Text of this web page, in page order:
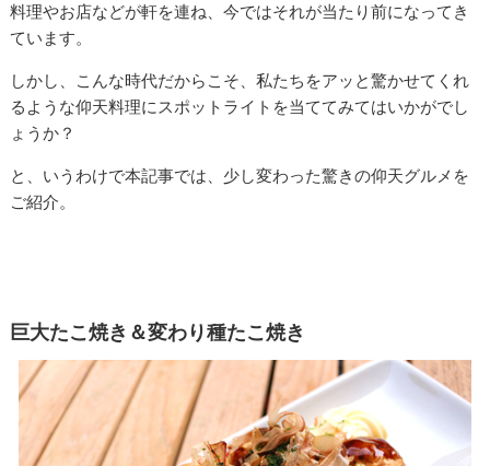
料理やお店などが軒を連ね、今ではそれが当たり前になってき
ています。
しかし、こんな時代だからこそ、私たちをアッと驚かせてくれ
るような仰天料理にスポットライトを当ててみてはいかがでし
ょうか？
と、いうわけで本記事では、少し変わった驚きの仰天グルメを
ご紹介。
巨大たこ焼き＆変わり種たこ焼き